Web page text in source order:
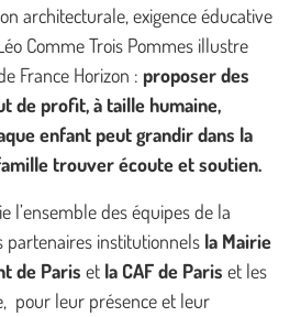
architecturale, exigence éducative
Comme Trois Pommes illustre
France Horizon : proposer des
de profit, à taille humaine,
enfant peut grandir dans la
trouver écoute et soutien.
l’ensemble des équipes de la
partenaires institutionnels la Mairie
de Paris et la CAF de Paris et les
pour leur présence et leur